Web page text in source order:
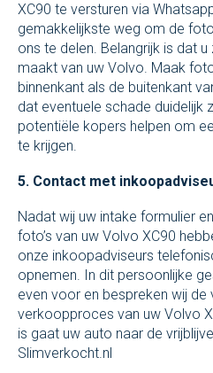
XC90 te versturen via
gemakkelijkste weg om de
ons te delen. Belangrijk is dat
maakt van uw Volvo. Maak
binnenkant als de buitenkant
dat eventuele schade duidelijk
potentiële kopers helpen om
te krijgen.
5. Contact met
Nadat wij uw intake formulier
foto’s van uw Volvo XC90
onze inkoopadviseurs
opnemen. In dit persoonlijke
even voor en bespreken wij
verkoopproces van uw Volvo
is gaat uw auto naar de
Slimverkocht.nl